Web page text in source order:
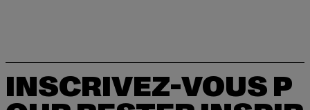
INSCRIVEZ-VOUS P